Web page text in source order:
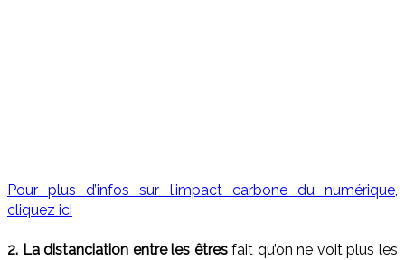
Pour plus d’infos sur l’impact carbone du numérique,
cliquez ici
2. La distanciation entre les êtresfait qu’on ne voit plus les